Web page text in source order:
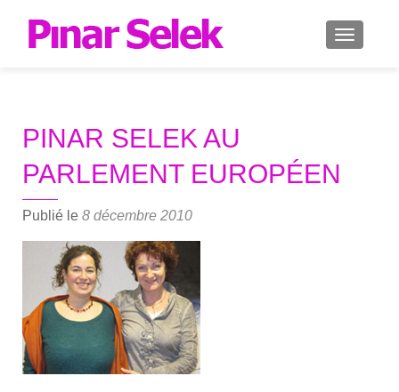
PINAR SELEK AU
PARLEMENT EUROPÉEN
Publié le 8 décembre 2010